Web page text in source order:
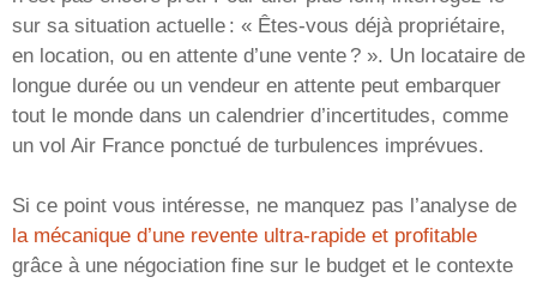
sur sa situation actuelle : « Êtes-vous déjà propriétaire,
en location, ou en attente d’une vente ? ». Un locataire de
longue durée ou un vendeur en attente peut embarquer
tout le monde dans un calendrier d’incertitudes, comme
un vol Air France ponctué de turbulences imprévues.
Si ce point vous intéresse, ne manquez pas l’analyse de
la mécanique d’une revente ultra-rapide et profitable
grâce à une négociation fine sur le budget et le contexte